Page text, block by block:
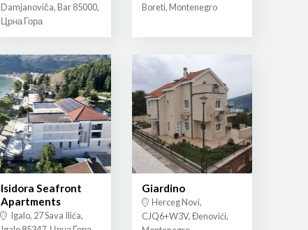
Damjanoviča, Bar 85000,
Црна Гора
Boreti, Montenegro
Isidora Seafront
Apartments
Igalo, 27 Sava Ilića,
Giardino
Herceg Novi,
CJQ6+W3V, Đenovići,